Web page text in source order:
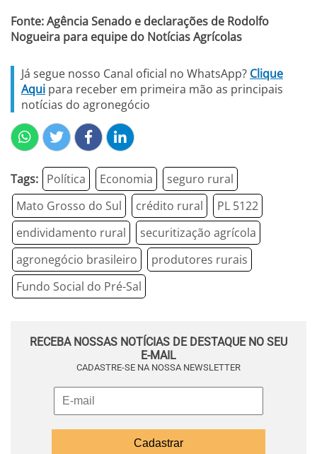
Fonte: Agência Senado e declarações de Rodolfo
Nogueira para equipe do Notícias Agrícolas
Já segue nosso Canal oficial no WhatsApp? Clique
Aqui para receber em primeira mão as principais
notícias do agronegócio
Tags: Política Economia
seguro rural
Mato Grosso do Sul
crédito rural
PL 5122
endividamento rural
securitização agrícola
agronegócio brasileiro
produtores rurais
Fundo Social do Pré-Sal
RECEBA NOSSAS NOTÍCIAS DE DESTAQUE NO SEU
E-MAIL
CADASTRE-SE NA NOSSA NEWSLETTER